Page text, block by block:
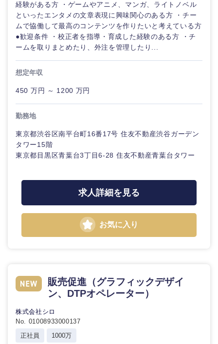
経験がある方 ・ゲームやアニメ、マンガ、ライトノベル
といったエンタメの文章表現に興味関心のある方 ・チー
ムで協働して最高のコンテンツを作りたいと考えている方
●歓迎条件 ・校正者を指導・育成した経験のある方 ・チ
ームを取りまとめたり、外注を管理したり...
想定年収
450 万円 ～ 1200 万円
勤務地
東京都渋谷区南平台町16番17号 住友不動産渋谷ガーデン
タワー15階
東京都目黒区青葉台3丁目6-28 住友不動産青葉台タワー
求人詳細を見る
お気に入り
販売促進（グラフィックデザイ
ン、DTPオペレーター）
株式会社シロ
No. 01008933000137
正社員
1000万